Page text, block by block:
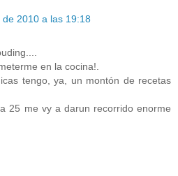
2010 a las 19:18
en la cocina!.
tengo, ya, un montón de recetas
25 me vy a darun recorrido enorme